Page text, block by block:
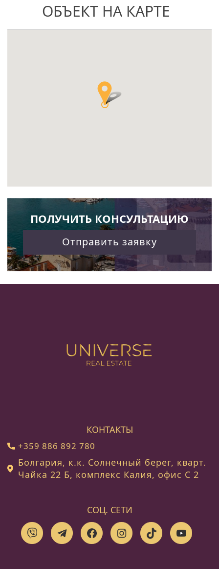
ОБЪЕКТ НА КАРТЕ
ПОЛУЧИТЬ КОНСУЛЬТАЦИЮ
Отправить заявку
КОНТАКТЫ
+359 886 892 780
Болгария, к.к. Солнечный берег, кварт.
Чайка 22 Б, комплекс Калия, офис C 2
СОЦ. СЕТИ